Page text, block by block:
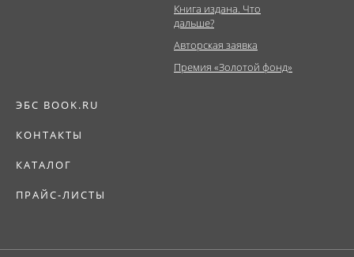
Книга издана. Что
дальше?
Авторская заявка
Премия «Золотой фонд»
ЭБС BOOK.RU
КОНТАКТЫ
КАТАЛОГ
ПРАЙС-ЛИСТЫ